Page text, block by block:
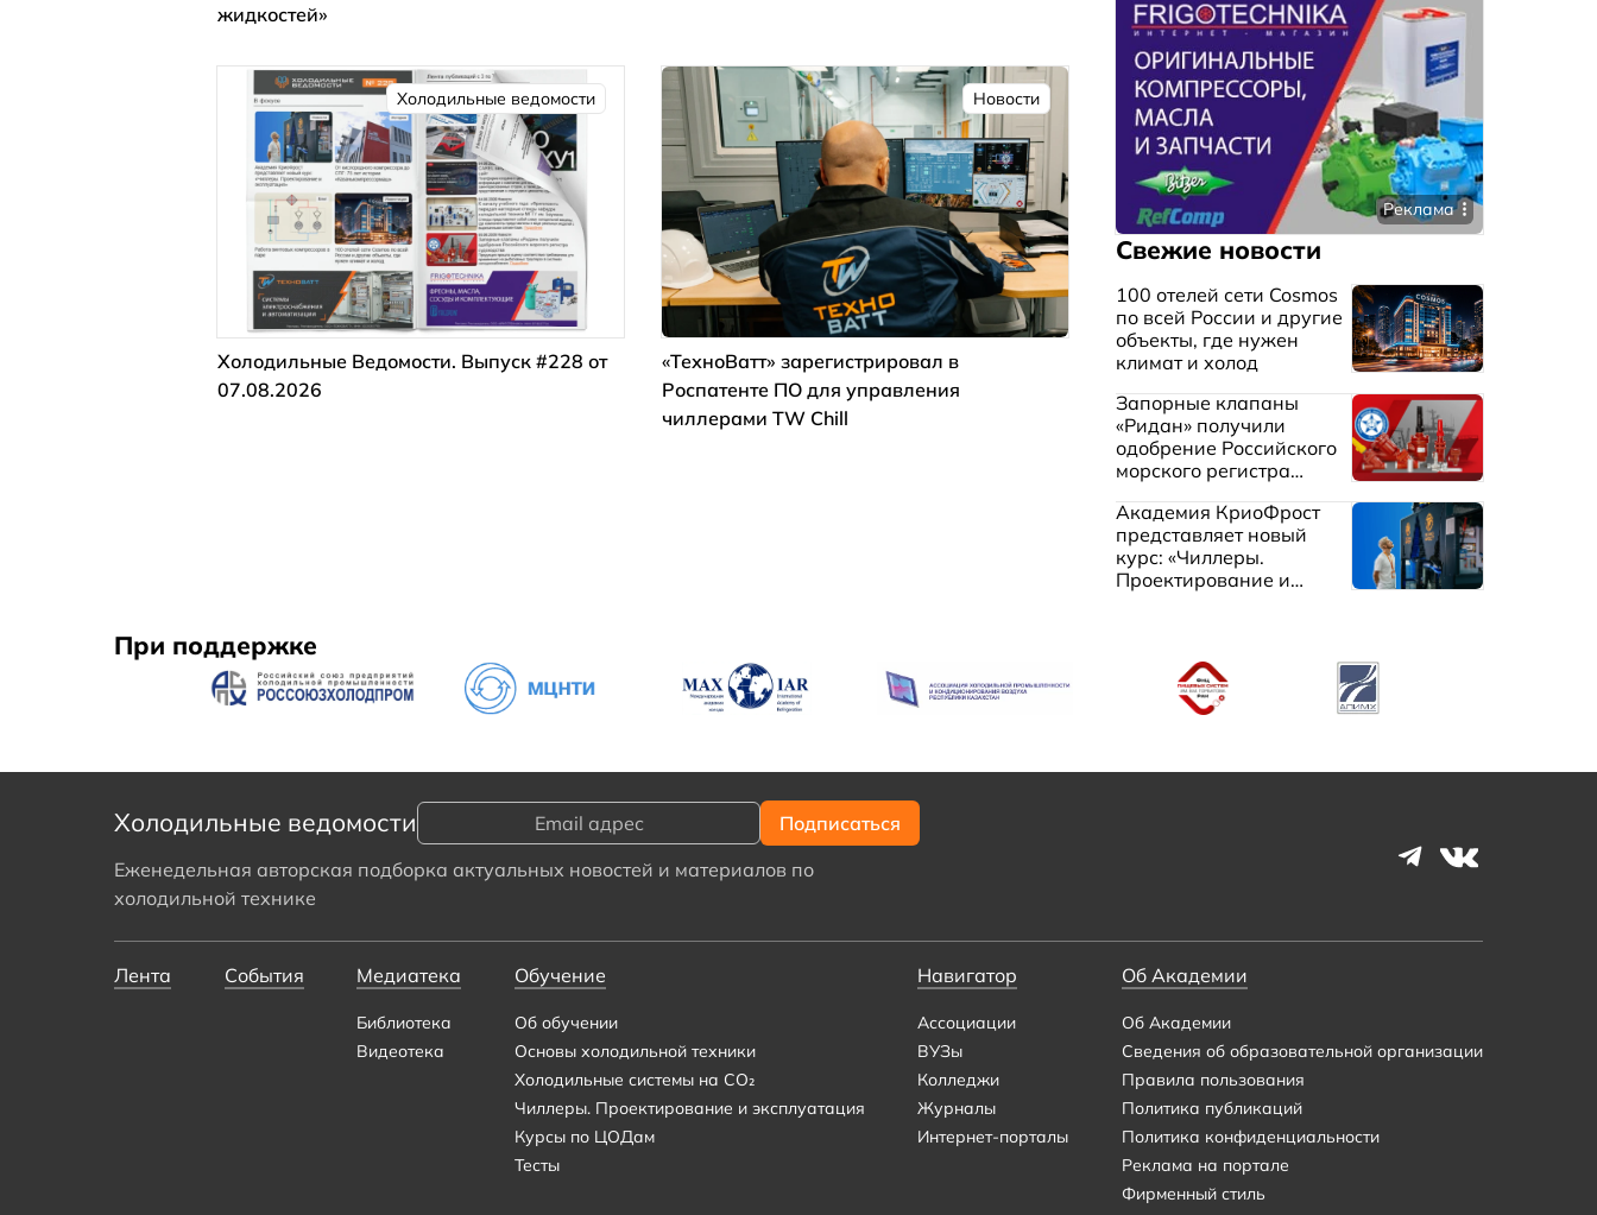
жидкостей»
Холодильные ведомости
Холодильные Ведомости. Выпуск #228 от
07.08.2026
Новости
«ТехноВатт» зарегистрировал в
Роспатенте ПО для управления
чиллерами TW Chill
Реклама
Свежие новости
100 отелей сети Cosmos
по всей России и другие
объекты, где нужен
климат и холод
Запорные клапаны
«Ридан» получили
одобрение Российского
морского регистра
Академия КриоФрост
представляет новый
курс: «Чиллеры.
Проектирование и
При поддержке
Холодильные ведомости
Еженедельная авторская подборка актуальных новостей и материалов по
холодильной технике
Лента События Медиатека
Библиотека
Видеотека
Обучение
Об обучении
Основы холодильной техники
Холодильные системы на CO₂
Чиллеры. Проектирование и эксплуатация
Курсы по ЦОДам
Тесты
Навигатор
Ассоциации
ВУЗы
Колледжи
Журналы
Интернет-порталы
Об Академии
Об Академии
Сведения об образовательной организации
Правила пользования
Политика публикаций
Политика конфиденциальности
Реклама на портале
Фирменный стиль